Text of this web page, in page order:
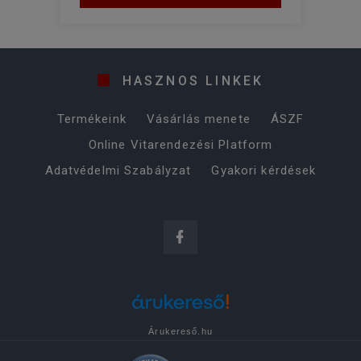
HASZNOS LINKEK
Termékeink Vásárlás menete
ÁSZF
Online Vitarendezési Platform
Adatvédelmi Szabályzat
Gyakori kérdések
Árukereső.hu